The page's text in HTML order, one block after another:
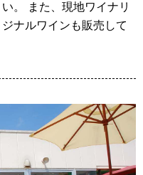
。 また、現地ワイナリ
ナルワインも販売して